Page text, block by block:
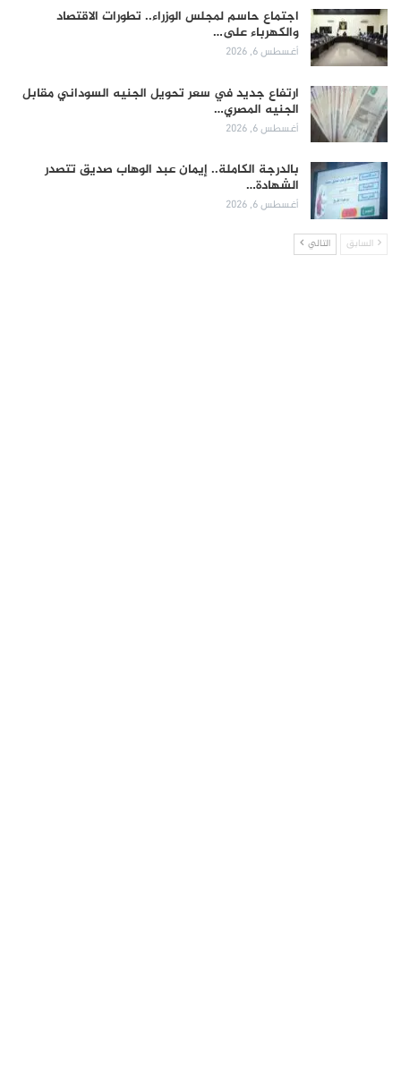
اجتماع حاسم لمجلس الوزراء.. تطورات الاقتصاد
والكهرباء على…
أغسطس 6, 2026
ارتفاع جديد في سعر تحويل الجنيه السوداني مقابل
الجنيه المصري…
أغسطس 6, 2026
بالدرجة الكاملة.. إيمان عبد الوهاب صديق تتصدر
الشهادة…
أغسطس 6, 2026
السابق التالي